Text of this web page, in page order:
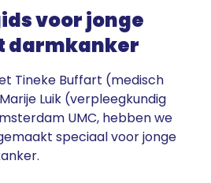
voor jonge
darmkanker
Tineke Buffart (medisch
Luik (verpleegkundig
UMC, hebben we
speciaal voor jonge